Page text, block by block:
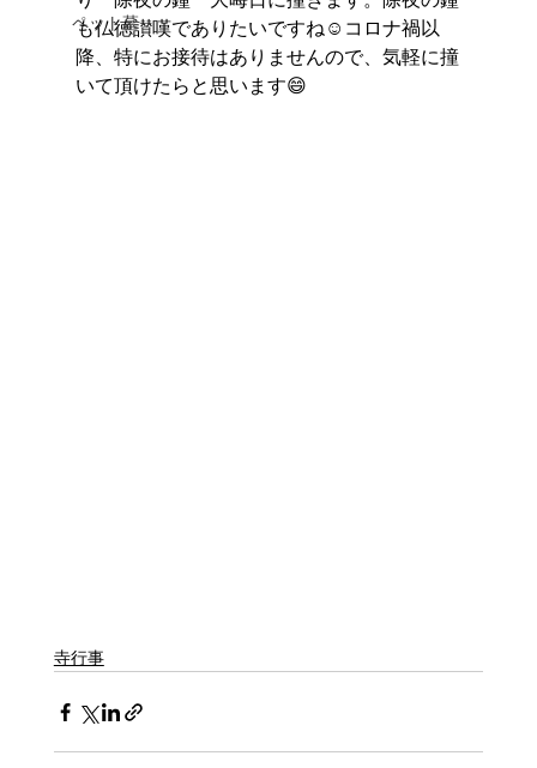
ペット墓
も仏徳讃嘆でありたいですね☺︎コロナ禍以
降、特にお接待はありませんので、気軽に撞
いて頂けたらと思います😄
寺行事